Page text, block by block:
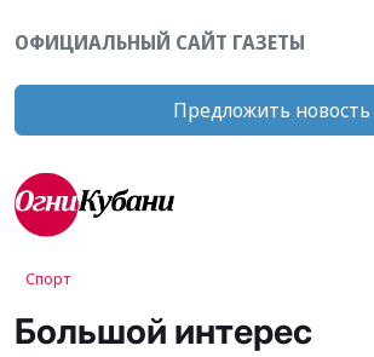
ОФИЦИАЛЬНЫЙ САЙТ ГАЗЕТЫ
Предложить новость
Спорт
Большой интерес